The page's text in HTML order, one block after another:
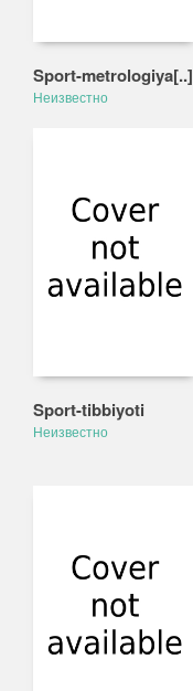
Sport-metrologiya[..]
Неизвестно
Sport-tibbiyoti
Неизвестно